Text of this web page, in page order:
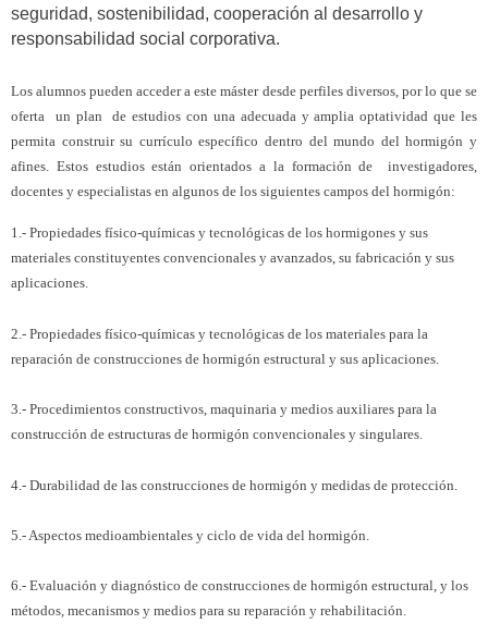
seguridad, sostenibilidad, cooperación al desarrollo y
responsabilidad social corporativa.
Los alumnos pueden acceder a este máster desde perfiles diversos, por lo que se
oferta un plan de estudios con una adecuada y amplia optatividad que les
permita construir su currículo específico dentro del mundo del hormigón y
afines. Estos estudios están orientados a la formación de investigadores,
docentes y especialistas en algunos de los siguientes campos del hormigón:
1.- Propiedades físico-químicas y tecnológicas de los hormigones y sus
materiales constituyentes convencionales y avanzados, su fabricación y sus
aplicaciones.
2.- Propiedades físico-químicas y tecnológicas de los materiales para la
reparación de construcciones de hormigón estructural y sus aplicaciones.
3.- Procedimientos constructivos, maquinaria y medios auxiliares para la
construcción de estructuras de hormigón convencionales y singulares.
4.- Durabilidad de las construcciones de hormigón y medidas de protección.
5.- Aspectos medioambientales y ciclo de vida del hormigón.
6.- Evaluación y diagnóstico de construcciones de hormigón estructural, y los
métodos, mecanismos y medios para su reparación y rehabilitación.